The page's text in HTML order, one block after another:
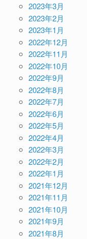
2023年3月
2023年2月
2023年1月
2022年12月
2022年11月
2022年10月
2022年9月
2022年8月
2022年7月
2022年6月
2022年5月
2022年4月
2022年3月
2022年2月
2022年1月
2021年12月
2021年11月
2021年10月
2021年9月
2021年8月